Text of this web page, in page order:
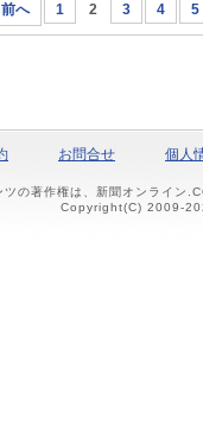
前へ 1 2 3 4 5
お問合せ 個人
の著作権は、新聞オンライン
Copyright(C) 2009-